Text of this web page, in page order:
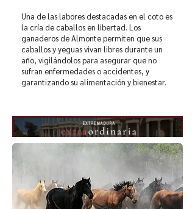
Una de las labores destacadas en el coto es
la cría de caballos en libertad. Los
ganaderos de Almonte permiten que sus
caballos y yeguas vivan libres durante un
año, vigilándolos para asegurar que no
sufran enfermedades o accidentes, y
garantizando su alimentación y bienestar.